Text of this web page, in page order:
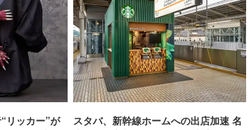
リッカー”が
スタバ、新幹線ホームへの出店加速 名